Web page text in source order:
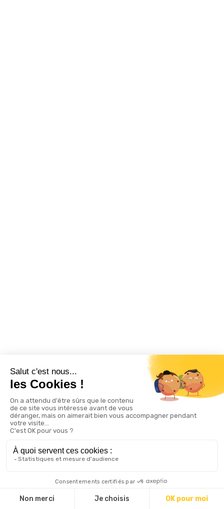
© 2024 Terre Valserhône Tourisme ● Design : Résonance Publique